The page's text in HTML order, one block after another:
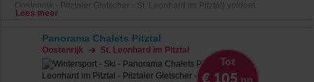
Oostenrijk - Pitztaler Gletscher - St. Leonhard im Pitztal) voldoet.
Lees meer
Panorama Chalets Pitztal
Oostenrijk St. Leonhard im Pitztal
Tot
€ 105 pp